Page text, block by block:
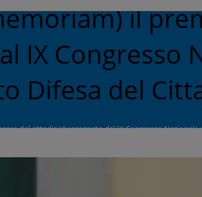
il
IX Congresso
Difesa del
del cittadino” assegnato dal IX Congresso